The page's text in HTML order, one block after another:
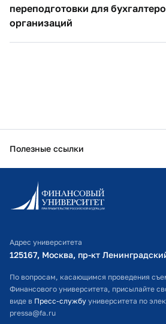
переподготовки для
организаций
Полезные ссылки
Информационно-образовательный
Личный кабинет поступающего
Оплата обучения
Расписание занятий
Студенческий офис
Официальный адрес электронной
Адрес университета
125167, Москва, пр-кт
По вопросам, касающимся проведения
Финансового университета, присылайте
виде в Пресс-службу университета по
pressa@fa.ru